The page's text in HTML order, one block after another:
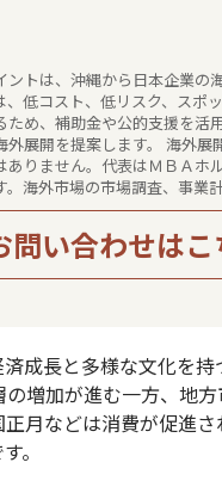
ントは、沖縄から日本企業の
、低コスト、低リスク、ス
ため、補助金や公的支援を
外展開を提案します。 海外
ありません。代表はＭＢＡ
。海外市場の市場調査、事業
事業化・収益化まで、貴社
問い合わせはこ
成長と多様な文化を
増加が進む一方、地
月などは消費が促進
。